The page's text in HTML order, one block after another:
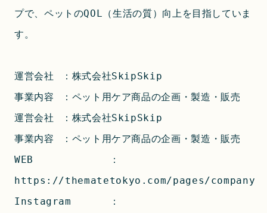
プで、ペットのQOL（生活の質）向上を目指していま
す。
運営会社	：株式会社SkipSkip
事業内容	：ペット用ケア商品の企画・製造・販売
運営会社	：株式会社SkipSkip
事業内容	：ペット用ケア商品の企画・製造・販売
WEB		：
https://thematetokyo.com/pages/company
Instagram	：